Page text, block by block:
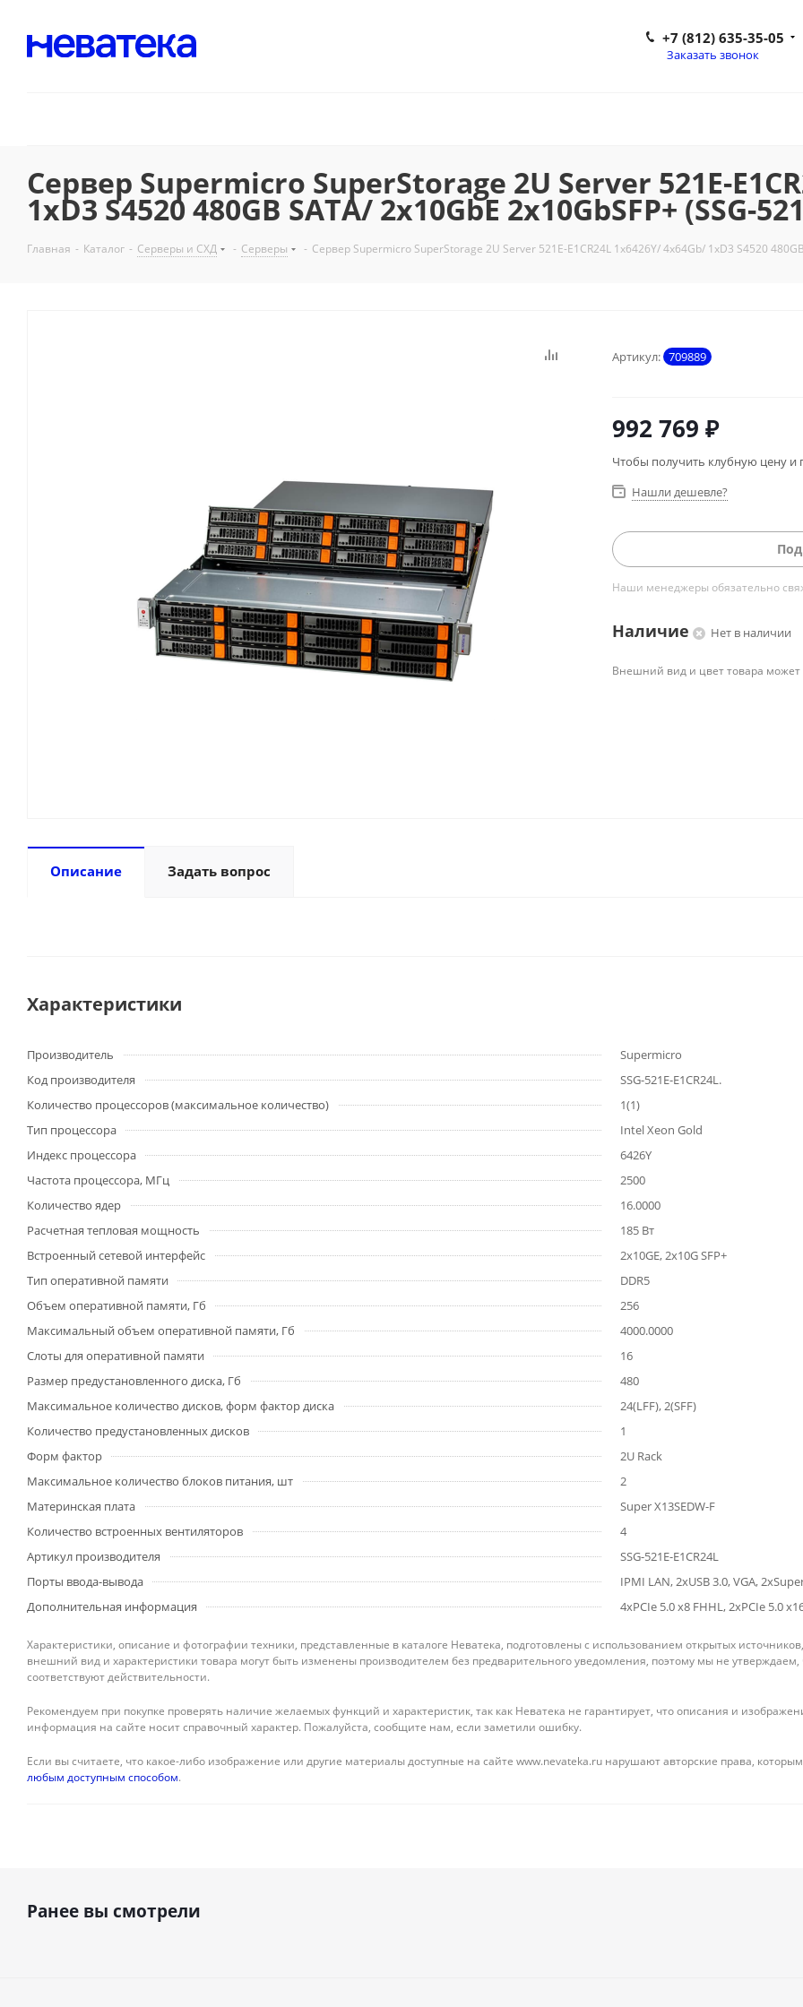
+7 (812) 635-35-05
Заказать звонок
Сервер Supermicro SuperStorage 2U Server 521E-
1xD3 S4520 480GB SATA/ 2x10GbE 2x10GbSFP+ (SSG-
Главная - Каталог - Серверы и СХД - Серверы - Сервер Supermicro SuperStorage 2U Server 521E-E1CR24L 1x6426Y/ 4x64Gb/ 1xD3 S4520
Артикул: 709889
992 769 ₽
Чтобы получить клубную цену и
Нашли дешевле?
Наши менеджеры обязательно
Наличие Нет в наличии
Внешний вид и цвет товара может
Описание Задать вопрос
Характеристики
Производитель
Supermicro
Код производителя
SSG-521E-E1CR24L.
Количество процессоров (максимальное количество)
1(1)
Тип процессора
Intel Xeon Gold
Индекс процессора
6426Y
Частота процессора, МГц
2500
Количество ядер
16.0000
Расчетная тепловая мощность
185 Вт
Встроенный сетевой интерфейс
2x10GE, 2x10G SFP+
Тип оперативной памяти
DDR5
Объем оперативной памяти, Гб
256
Максимальный объем оперативной памяти, Гб
4000.0000
Слоты для оперативной памяти
16
Размер предустановленного диска, Гб
480
Максимальное количество дисков, форм фактор диска
24(LFF), 2(SFF)
Количество предустановленных дисков
1
Форм фактор
2U Rack
Максимальное количество блоков питания, шт
2
Материнская плата
Super X13SEDW-F
Количество встроенных вентиляторов
4
Артикул производителя
SSG-521E-E1CR24L
Порты ввода-вывода
IPMI LAN, 2хUSB 3.0, VGA,
Дополнительная информация
4хPCIe 5.0 x8 FHHL, 2хPCIe 5.0
Характеристики, описание и фотографии техники, представленные в каталоге Неватека, подготовлены с использованием открытых
внешний вид и характеристики товара могут быть изменены производителем без предварительного уведомления, поэтому мы не
соответствуют действительности.
Рекомендуем при покупке проверять наличие желаемых функций и характеристик, так как Неватека не гарантирует, что описания и
информация на сайте носит справочный характер. Пожалуйста, сообщите нам, если заметили ошибку.
Если вы считаете, что какое-либо изображение или другие материалы доступные на сайте www.nevateka.ru нарушают авторские права,
любым доступным способом.
Ранее вы смотрели